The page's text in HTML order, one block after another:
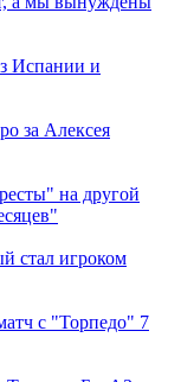
Испании и
за Алексея
на другой
стал игроком
с "Торпедо" 7